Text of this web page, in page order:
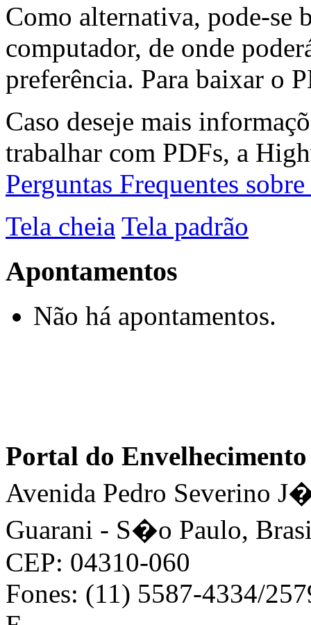
Como alternativa, pode-se
computador, de onde
preferência. Para baixar o
Caso deseje mais
trabalhar com PDFs, a
Perguntas Frequentes
Tela cheia Tela padrão
Apontamentos
Não há apontamentos.
Portal do
Avenida Pedro Severino
Guarani - S�o Paulo,
CEP: 04310-060
Fones: (11) 5587-4334/